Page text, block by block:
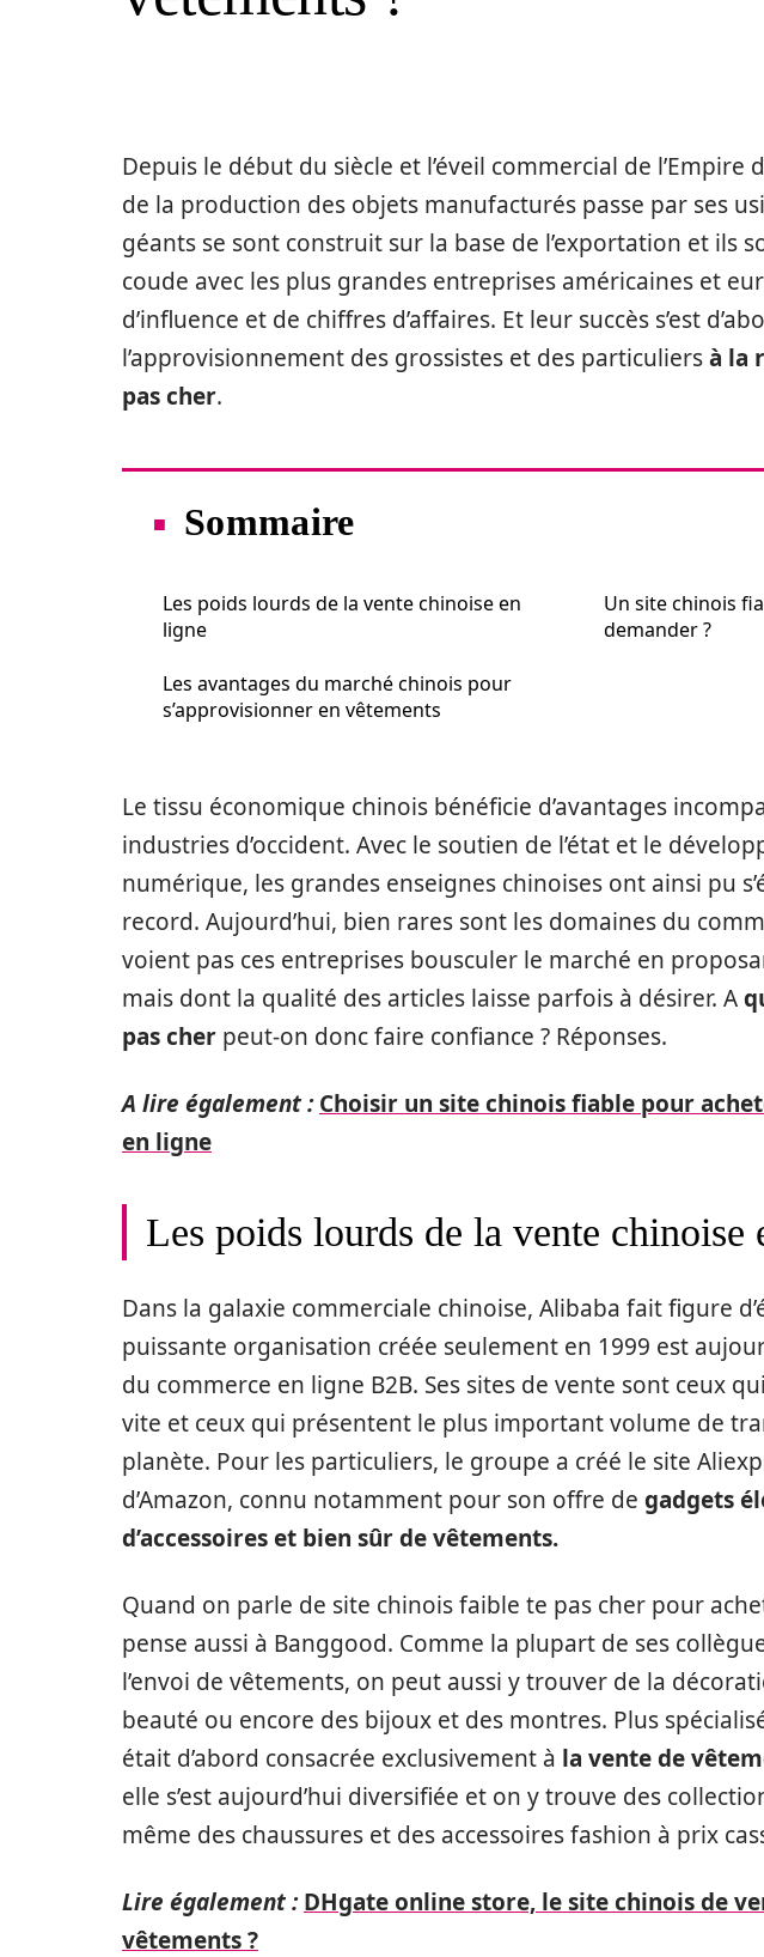
Depuis le début du siècle et l’éveil commercial de
de la production des objets manufacturés passe par ses
géants se sont construit sur la base de l’exportation et ils
coude avec les plus grandes entreprises américaines et
d’influence et de chiffres d’affaires. Et leur succès s’est
l’approvisionnement des grossistes et des particuliersà la
pas cher.
Sommaire
Les poids lourds de la vente chinoise en
ligne
Les avantages du marché chinois pour
s’approvisionner en vêtements
Un site chinois
demander ?
Le tissu économique chinois bénéficie d’avantages
industries d’occident. Avec le soutien de l’état et le
numérique, les grandes enseignes chinoises ont ainsi pu
record. Aujourd’hui, bien rares sont les domaines du
voient pas ces entreprises bousculer le marché en
mais dont la qualité des articles laisse parfois à désirer. A
pas cher peut-on donc faire confiance ? Réponses.
A lire également : Choisir un site chinois fiable pour
en ligne
Les poids lourds de la vente chinoise
Dans la galaxie commerciale chinoise, Alibaba fait figure
puissante organisation créée seulement en 1999 est
du commerce en ligne B2B. Ses sites de vente sont ceux
vite et ceux qui présentent le plus important volume de
planète. Pour les particuliers, le groupe a créé le site
d’Amazon, connu notamment pour son offre de gadgets
d’accessoires et bien sûr de vêtements.
Quand on parle de site chinois faible te pas cher pour
pense aussi à Banggood. Comme la plupart de ses
l’envoi de vêtements, on peut aussi y trouver de la
beauté ou encore des bijoux et des montres. Plus
était d’abord consacrée exclusivement à la vente de
elle s’est aujourd’hui diversifiée et on y trouve des
même des chaussures et des accessoires fashion à prix
Lire également : DHgate online store, le site chinois de
vêtements ?